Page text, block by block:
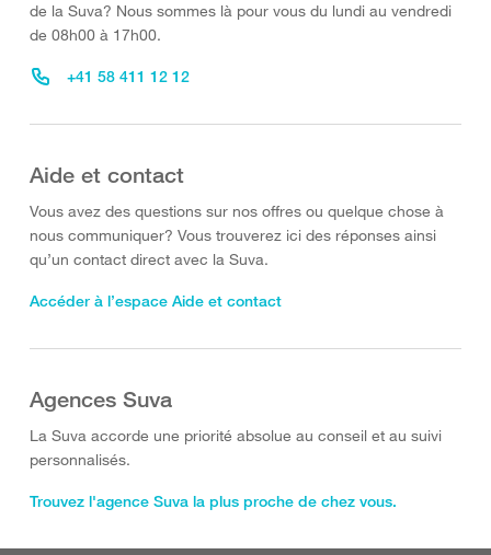
de la Suva? Nous sommes là pour vous du lundi au vendredi
de 08h00 à 17h00.
+41 58 411 12 12
Aide et contact
Vous avez des questions sur nos offres ou quelque chose à
nous communiquer? Vous trouverez ici des réponses ainsi
qu’un contact direct avec la Suva.
Accéder à l’espace Aide et contact
Agences Suva
La Suva accorde une priorité absolue au conseil et au suivi
personnalisés.
Trouvez l'agence Suva la plus proche de chez vous.